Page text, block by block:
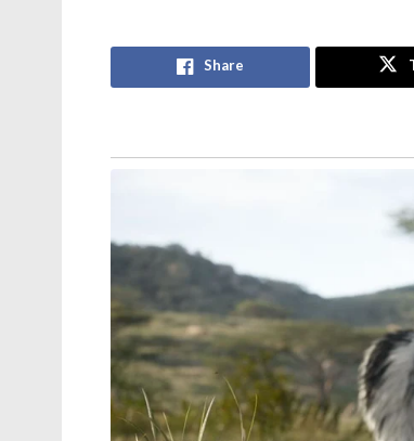
ലൗ ജിഹാദ് ആരോപണങ്ങൾ
ഉത്തർപ്രദേശ് പോലീസ് ഈ
അതിക്രമം, ഭീഷണിപ്പെടുത്തൽ,
കേസെടുത്തു. ഇയാളുടെ ഫോൺ
പെൺകുട്ടികളെ ഇയാൾ
വിശദമായ അന്വേഷണം
പരിശോധിക്കുമെന്നും ലഖ്‌നൗ
ദുരുപയോഗം ചെയ്യുന്ന ഇത്തരം
നടപടിയുണ്ടാകുമെന്നും പോലീസ്
Tags: Salon owner used fake Instagram ID
Share